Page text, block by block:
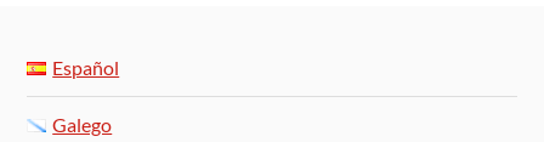
Español
Galego